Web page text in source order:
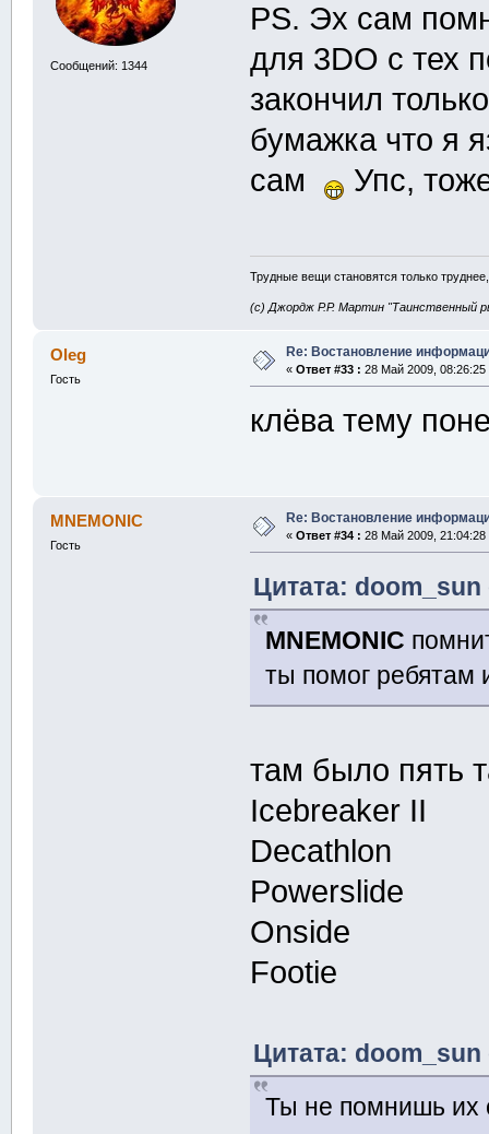
Сообщений: 1344
PS. Эх сам
для 3DO с тех
закончил
бумажка что я
сам
Упс,
Трудные вещи становятся только
(с) Джордж Р.Р. Мартин "Таинственный
Oleg
Гость
Re: Востановление
« Ответ #33 : 28 Май 2009, 08:26:25
клёва тему
MNEMONIC
Гость
Re: Востановление
« Ответ #34 : 28 Май 2009, 21:04:28
Цитата:
MNEMONIC
ты помог ребятам
там было пять
Icebreaker II
Decathlon
Powerslide
Onside
Footie
Цитата:
Ты не помнишь их